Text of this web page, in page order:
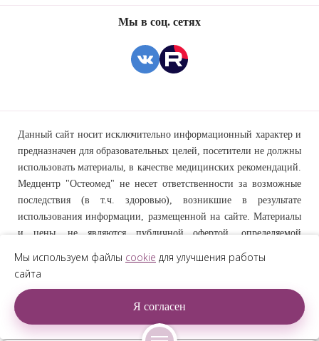
Мы в соц. сетях
Данный сайт носит исключительно информационный характер и
предназначен для образовательных целей, посетители не должны
использовать материалы, в качестве медицинских рекомендаций.
Медцентр "Остеомед" не несет ответственности за возможные
последствия (в т.ч. здоровью), возникшие в результате
использования информации, размещенной на сайте. Материалы
и цены, не являются публичной офертой, определяемой
Федерации. Предоставление услуг осуществляется на основании
получением услуги уточнять цены у ответственных сотрудников
Мы используем файлы cookie для улучшения работы
сайта
Я согласен